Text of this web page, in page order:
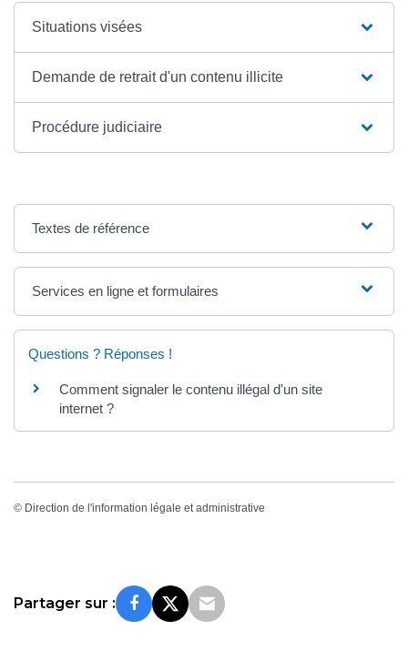
Situations visées
Demande de retrait d'un contenu illicite
Procédure judiciaire
Textes de référence
Services en ligne et formulaires
Questions ? Réponses !
Comment signaler le contenu illégal d'un site
internet ?
© Direction de l'information légale et administrative
Partager sur :